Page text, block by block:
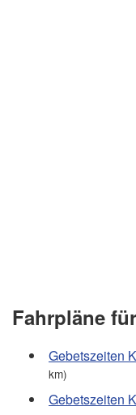
Fahrpläne
Gebetszeiten
km)
Gebetszeiten